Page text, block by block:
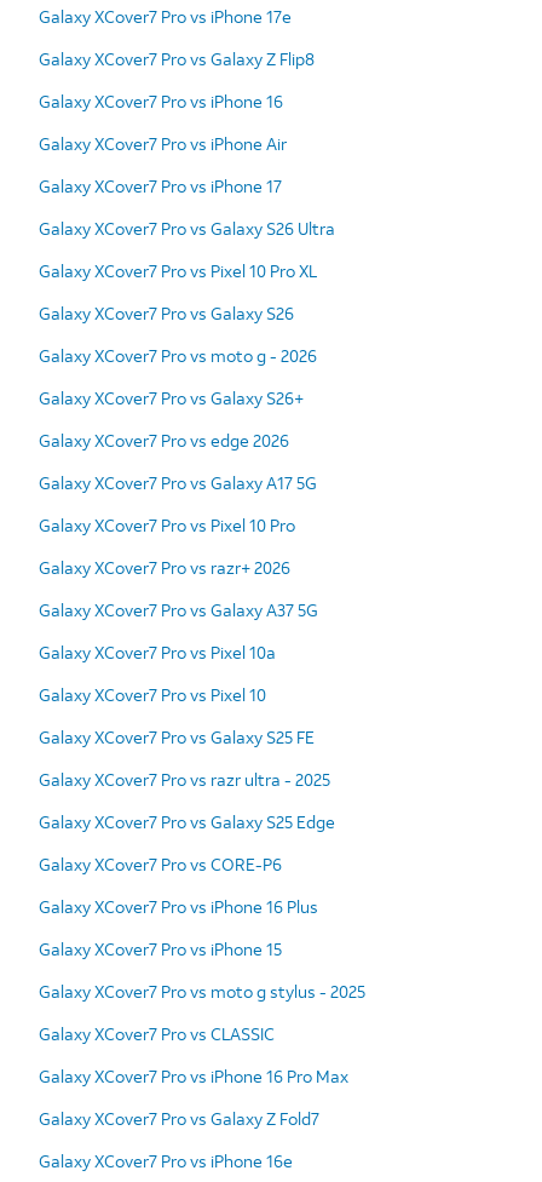
Galaxy XCover7 Pro vs iPhone 17e
Galaxy XCover7 Pro vs Galaxy Z Flip8
Galaxy XCover7 Pro vs iPhone 16
Galaxy XCover7 Pro vs iPhone Air
Galaxy XCover7 Pro vs iPhone 17
Galaxy XCover7 Pro vs Galaxy S26 Ultra
Galaxy XCover7 Pro vs Pixel 10 Pro XL
Galaxy XCover7 Pro vs Galaxy S26
Galaxy XCover7 Pro vs moto g - 2026
Galaxy XCover7 Pro vs Galaxy S26+
Galaxy XCover7 Pro vs edge 2026
Galaxy XCover7 Pro vs Galaxy A17 5G
Galaxy XCover7 Pro vs Pixel 10 Pro
Galaxy XCover7 Pro vs razr+ 2026
Galaxy XCover7 Pro vs Galaxy A37 5G
Galaxy XCover7 Pro vs Pixel 10a
Galaxy XCover7 Pro vs Pixel 10
Galaxy XCover7 Pro vs Galaxy S25 FE
Galaxy XCover7 Pro vs razr ultra - 2025
Galaxy XCover7 Pro vs Galaxy S25 Edge
Galaxy XCover7 Pro vs CORE-P6
Galaxy XCover7 Pro vs iPhone 16 Plus
Galaxy XCover7 Pro vs iPhone 15
Galaxy XCover7 Pro vs moto g stylus - 2025
Galaxy XCover7 Pro vs CLASSIC
Galaxy XCover7 Pro vs iPhone 16 Pro Max
Galaxy XCover7 Pro vs Galaxy Z Fold7
Galaxy XCover7 Pro vs iPhone 16e